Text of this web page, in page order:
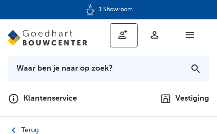
1 Showroom
Klantenservice Vestiging
Terug